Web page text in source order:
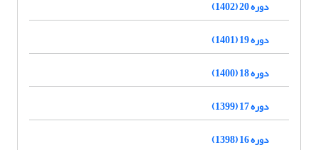
دوره 20 (1402)
دوره 19 (1401)
دوره 18 (1400)
دوره 17 (1399)
دوره 16 (1398)